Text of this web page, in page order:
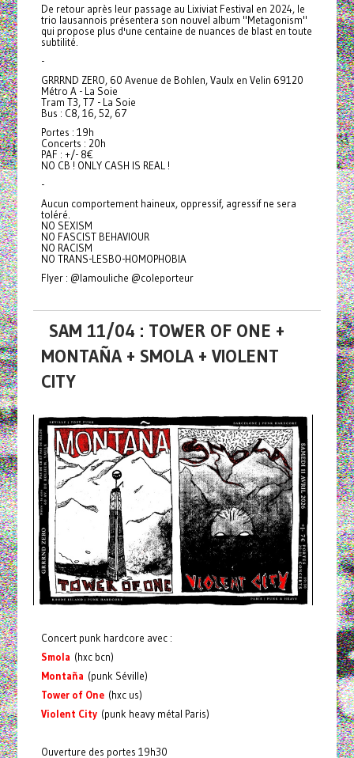
De retour après leur passage au Lixiviat Festival en 2024, le
trio lausannois présentera son nouvel album "Metagonism"
qui propose plus d'une centaine de nuances de blast en toute
subtilité.
-
GRRRND ZERO, 60 Avenue de Bohlen, Vaulx en Velin 69120
Métro A - La Soie
Tram T3, T7 - La Soie
Bus : C8, 16, 52, 67
Portes : 19h
Concerts : 20h
PAF : +/- 8€
NO CB ! ONLY CASH IS REAL !
-
Aucun comportement haineux, oppressif, agressif ne sera
toléré.
NO SEXISM
NO FASCIST BEHAVIOUR
NO RACISM
NO TRANS-LESBO-HOMOPHOBIA
Flyer : @lamouliche @coleporteur
SAM 11/04 : TOWER OF ONE +
MONTAÑA + SMOLA + VIOLENT
CITY
Concert punk hardcore avec :
Smola (hxc bcn)
Montaña (punk Séville)
Tower of One (hxc us)
Violent City (punk heavy métal Paris)
Ouverture des portes 19h30